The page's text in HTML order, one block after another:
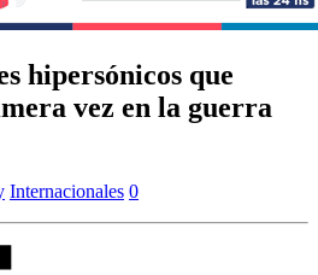
hipersónicos que
vez en la guerra
Internacionales 0